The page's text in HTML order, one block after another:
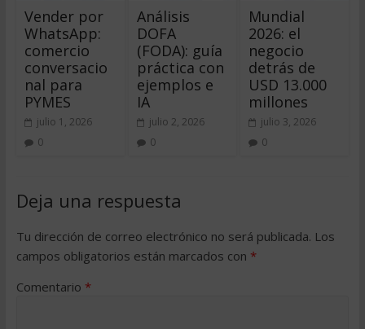
Vender por
WhatsApp:
comercio
conversacio
nal para
PYMES
julio 1, 2026
0
Análisis
DOFA
(FODA): guía
práctica con
ejemplos e
IA
julio 2, 2026
0
Mundial
2026: el
negocio
detrás de
USD 13.000
millones
julio 3, 2026
0
Deja una respuesta
Tu dirección de correo electrónico no será publicada. Los
campos obligatorios están marcados con *
Comentario *